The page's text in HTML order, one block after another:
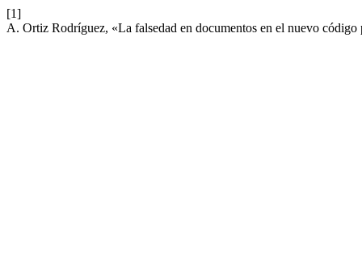
[1]
A. Ortiz Rodríguez, «La falsedad en documentos en el nuevo